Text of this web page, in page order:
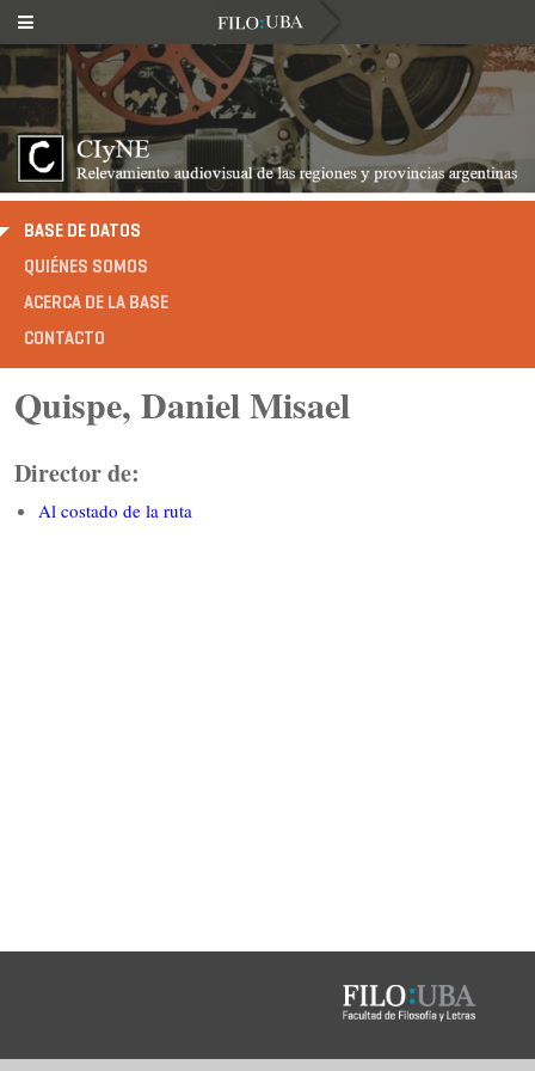
BASE DE DATOS
QUIÉNES SOMOS
ACERCA DE LA BASE
CONTACTO
Quispe, Daniel Misael
Director de:
Al costado de la ruta